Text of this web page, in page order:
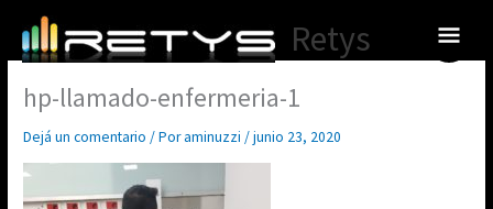
contenido
Retys
hp-llamado-enfermeria-1
Dejá un comentario / Poraminuzzi/junio 23, 2020